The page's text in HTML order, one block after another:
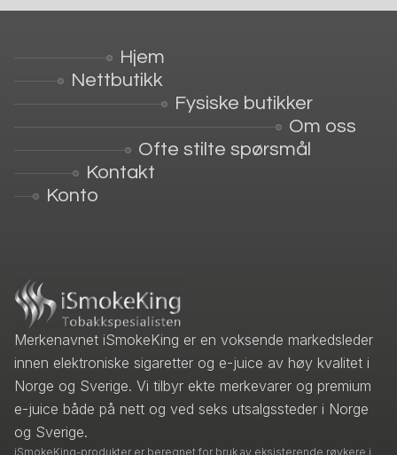
Hjem
Nettbutikk
Fysiske butikker
Om oss
Ofte stilte spørsmål
Kontakt
Konto
Merkenavnet iSmokeKing er en voksende markedsleder
innen elektroniske sigaretter og e-juice av høy kvalitet i
Norge og Sverige. Vi tilbyr ekte merkevarer og premium
e-juice både på nett og ved seks utsalgssteder i Norge
og Sverige.
iSmokeKing-produkter er beregnet for bruk av eksisterende røykere i